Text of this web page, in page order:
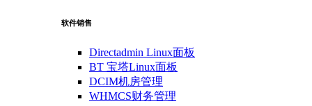
软件销售
Directadmin Linux面板
BT 宝塔Linux面板
DCIM机房管理
WHMCS财务管理